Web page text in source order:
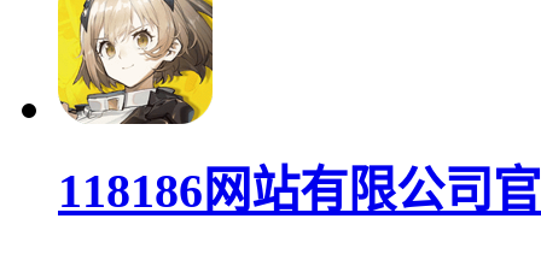
118186网站有限公司